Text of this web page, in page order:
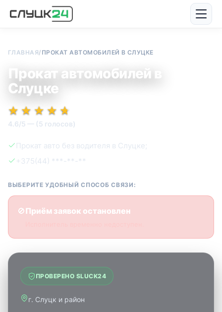
ГЛАВНАЯ/ ПРОКАТ АВТОМОБИЛЕЙ В СЛУЦКЕ
Прокат автомобилей в
Слуцке
★★★★★
★★★★★
★ ★ ★ ★ ★
4.6/5 — (5 голосов)
Прокат авто без водителя в Слуцке;
+375(44) ***-**-**
ВЫБЕРИТЕ УДОБНЫЙ СПОСОБ СВЯЗИ:
🚫Приём заявок остановлен
ПРОВЕРЕНО SLUCK24
г. Слуцк и район